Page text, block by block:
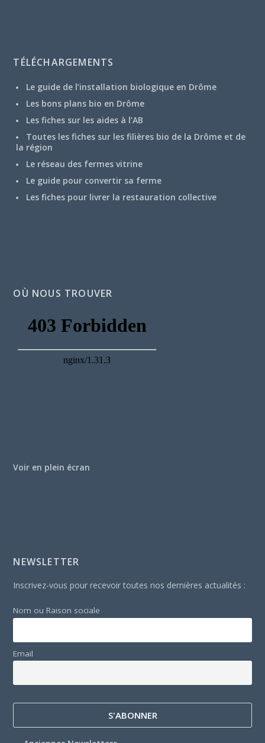
TÉLÉCHARGEMENTS
Le guide de l’installation biologique en Drôme
Les bons plans bio en Drôme
Les fiches sur les aides à l’AB
Toutes les fiches sur les filières bio de la Drôme et de
la région
Le réseau des fermes vitrine
Le guide pour convertir sa ferme
Les fiches pour livrer la restauration collective
OÙ NOUS TROUVER
Voir en plein écran
NEWSLETTER
Inscrivez-vous pour recevoir toutes nos dernières actualités :
Nom ou Raison sociale
Email